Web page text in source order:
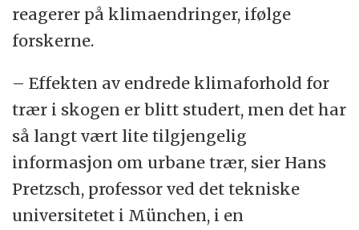
reagerer på klimaendringer, ifølge
forskerne.
– Effekten av endrede klimaforhold for
trær i skogen er blitt studert, men det har
så langt vært lite tilgjengelig
informasjon om urbane trær, sier Hans
Pretzsch, professor ved det tekniske
universitetet i München, i en